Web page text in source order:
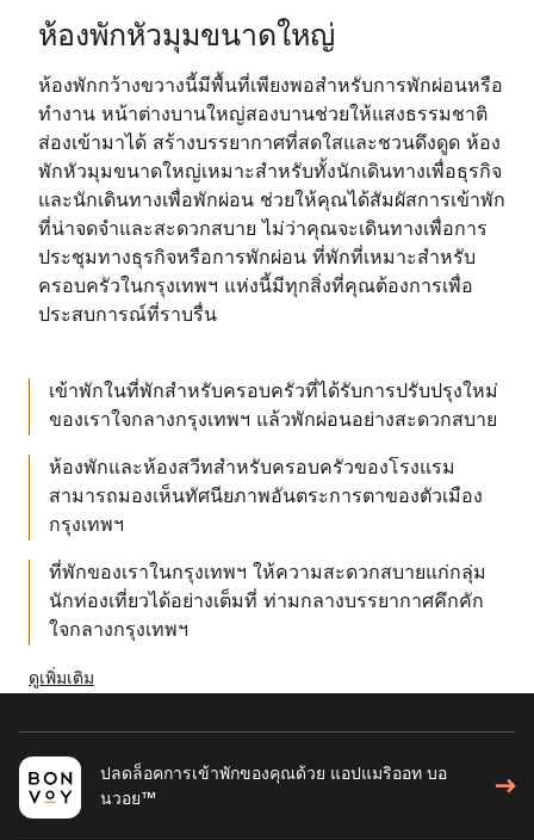
ห้องพักหัวมุมขนาดใหญ่
ห้องพักกว้างขวางนี้มีพื้นที่เพียงพอสำหรับการพักผ่อนหรือ
ทำงาน หน้าต่างบานใหญ่สองบานช่วยให้แสงธรรมชาติ
ส่องเข้ามาได้ สร้างบรรยากาศที่สดใสและชวนดึงดูด ห้อง
พักหัวมุมขนาดใหญ่เหมาะสำหรับทั้งนักเดินทางเพื่อธุรกิจ
และนักเดินทางเพื่อพักผ่อน ช่วยให้คุณได้สัมผัสการเข้าพัก
ที่น่าจดจำและสะดวกสบาย ไม่ว่าคุณจะเดินทางเพื่อการ
ประชุมทางธุรกิจหรือการพักผ่อน ที่พักที่เหมาะสำหรับ
ครอบครัวในกรุงเทพฯ แห่งนี้มีทุกสิ่งที่คุณต้องการเพื่อ
ประสบการณ์ที่ราบรื่น
เข้าพักในที่พักสำหรับครอบครัวที่ได้รับการปรับปรุงใหม่
ของเราใจกลางกรุงเทพฯ แล้วพักผ่อนอย่างสะดวกสบาย
ห้องพักและห้องสวีทสำหรับครอบครัวของโรงแรม
สามารถมองเห็นทัศนียภาพอันตระการตาของตัวเมือง
กรุงเทพฯ
ที่พักของเราในกรุงเทพฯ ให้ความสะดวกสบายแก่กลุ่ม
นักท่องเที่ยวได้อย่างเต็มที่ ท่ามกลางบรรยากาศคึกคัก
ใจกลางกรุงเทพฯ
ดูเพิ่มเติม
ปลดล็อคการเข้าพักของคุณด้วย แอปแมริออท บอ
นวอย™